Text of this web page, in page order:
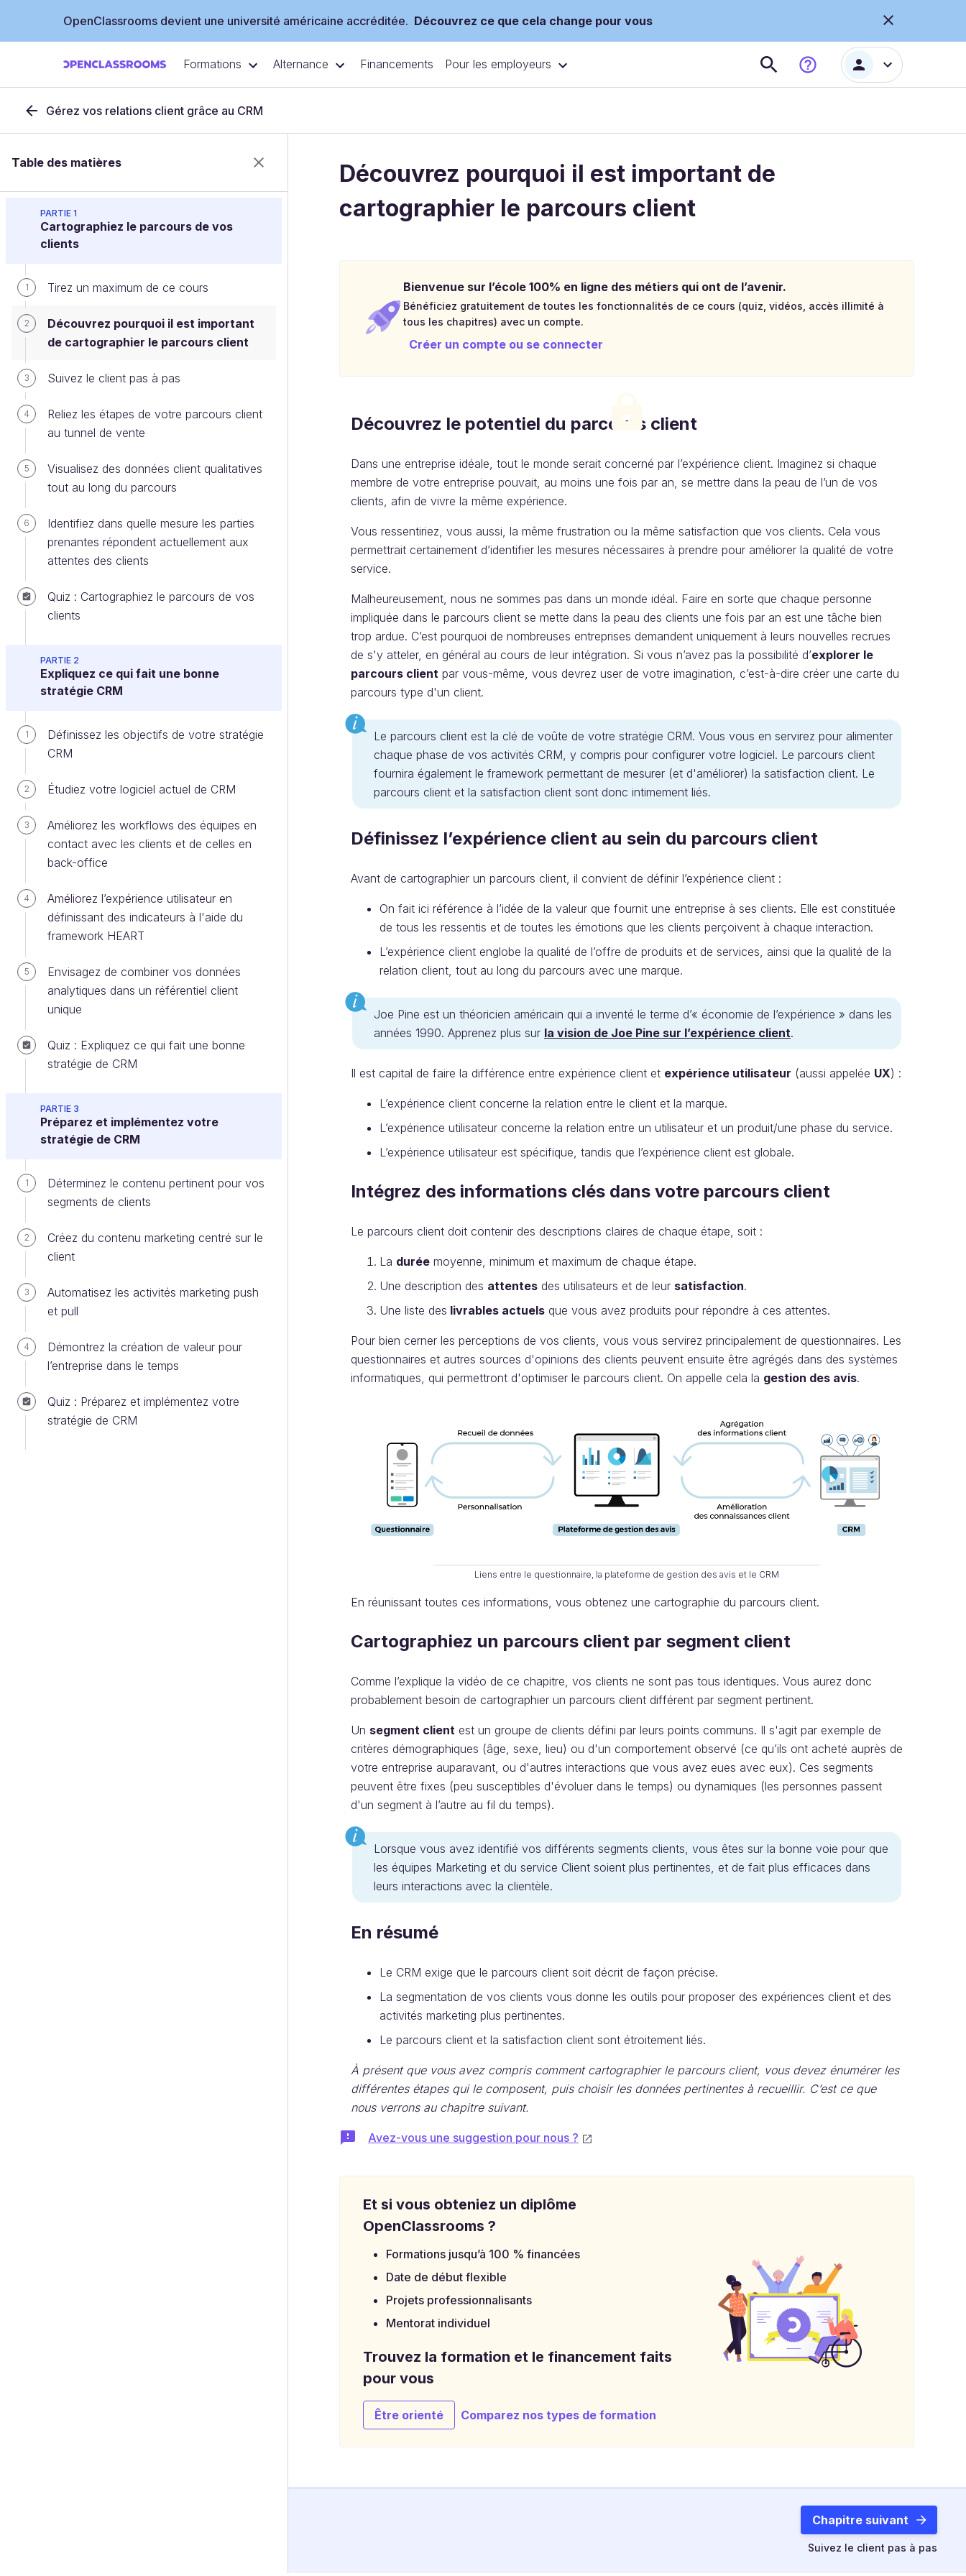
OpenClassrooms devient une université américaine accréditée. Découvrez ce que cela change pour vous
Formations Alternance Financements Pour les employeurs
Gérez vos relations client grâce au CRM
Table des matières
PARTIE 1
Cartographiez le parcours de vos
clients
1 Tirez un maximum de ce cours
2
Découvrez pourquoi il est important
de cartographier le parcours client
3 Suivez le client pas à pas
4
Reliez les étapes de votre parcours client
au tunnel de vente
5
Visualisez des données client qualitatives
tout au long du parcours
6
Identifiez dans quelle mesure les parties
prenantes répondent actuellement aux
attentes des clients
Quiz : Cartographiez le parcours de vos
clients
PARTIE 2
Expliquez ce qui fait une bonne
stratégie CRM
1
Définissez les objectifs de votre stratégie
CRM
2 Étudiez votre logiciel actuel de CRM
3
Améliorez les workflows des équipes en
contact avec les clients et de celles en
back-office
4
Améliorez l’expérience utilisateur en
définissant des indicateurs à l'aide du
framework HEART
5
Envisagez de combiner vos données
analytiques dans un référentiel client
unique
Quiz : Expliquez ce qui fait une bonne
stratégie de CRM
PARTIE 3
Préparez et implémentez votre
stratégie de CRM
1
Déterminez le contenu pertinent pour vos
segments de clients
2
Créez du contenu marketing centré sur le
client
3
Automatisez les activités marketing push
et pull
4
Démontrez la création de valeur pour
l’entreprise dans le temps
Quiz : Préparez et implémentez votre
stratégie de CRM
Découvrez pourquoi il est important de
cartographier le parcours client
Bienvenue sur l’école 100% en ligne des métiers qui ont de l’avenir.
Bénéficiez gratuitement de toutes les fonctionnalités de ce cours (quiz, vidéos, accès illimité à
tous les chapitres) avec un compte.
Créer un compte ou se connecter
Découvrez le potentiel du parcours client
Dans une entreprise idéale, tout le monde serait concerné par l’expérience client. Imaginez si chaque
membre de votre entreprise pouvait, au moins une fois par an, se mettre dans la peau de l’un de vos
clients, afin de vivre la même expérience.
Vous ressentiriez, vous aussi, la même frustration ou la même satisfaction que vos clients. Cela vous
permettrait certainement d’identifier les mesures nécessaires à prendre pour améliorer la qualité de votre
service.
Malheureusement, nous ne sommes pas dans un monde idéal. Faire en sorte que chaque personne
impliquée dans le parcours client se mette dans la peau des clients une fois par an est une tâche bien
trop ardue. C’est pourquoi de nombreuses entreprises demandent uniquement à leurs nouvelles recrues
de s'y atteler, en général au cours de leur intégration. Si vous n’avez pas la possibilité d’explorer le
parcours client par vous-même, vous devrez user de votre imagination, c’est-à-dire créer une carte du
parcours type d'un client.
Le parcours client est la clé de voûte de votre stratégie CRM. Vous vous en servirez pour alimenter
chaque phase de vos activités CRM, y compris pour configurer votre logiciel. Le parcours client
fournira également le framework permettant de mesurer (et d'améliorer) la satisfaction client. Le
parcours client et la satisfaction client sont donc intimement liés.
Définissez l’expérience client au sein du parcours client
Avant de cartographier un parcours client, il convient de définir l’expérience client :
On fait ici référence à l’idée de la valeur que fournit une entreprise à ses clients. Elle est constituée
de tous les ressentis et de toutes les émotions que les clients perçoivent à chaque interaction.
L’expérience client englobe la qualité de l’offre de produits et de services, ainsi que la qualité de la
relation client, tout au long du parcours avec une marque.
Joe Pine est un théoricien américain qui a inventé le terme d’« économie de l’expérience » dans les
années 1990. Apprenez plus sur la vision de Joe Pine sur l’expérience client.
Il est capital de faire la différence entre expérience client et expérience utilisateur (aussi appelée UX) :
L’expérience client concerne la relation entre le client et la marque.
L’expérience utilisateur concerne la relation entre un utilisateur et un produit/une phase du service.
L’expérience utilisateur est spécifique, tandis que l’expérience client est globale.
Intégrez des informations clés dans votre parcours client
Le parcours client doit contenir des descriptions claires de chaque étape, soit :
La durée moyenne, minimum et maximum de chaque étape.
Une description des attentes des utilisateurs et de leur satisfaction.
Une liste des livrables actuels que vous avez produits pour répondre à ces attentes.
Pour bien cerner les perceptions de vos clients, vous vous servirez principalement de questionnaires. Les
questionnaires et autres sources d'opinions des clients peuvent ensuite être agrégés dans des systèmes
informatiques, qui permettront d'optimiser le parcours client. On appelle cela la gestion des avis.
Liens entre le questionnaire, la plateforme de gestion des avis et le CRM
En réunissant toutes ces informations, vous obtenez une cartographie du parcours client.
Cartographiez un parcours client par segment client
Comme l’explique la vidéo de ce chapitre, vos clients ne sont pas tous identiques. Vous aurez donc
probablement besoin de cartographier un parcours client différent par segment pertinent.
Un segment client est un groupe de clients défini par leurs points communs. Il s'agit par exemple de
critères démographiques (âge, sexe, lieu) ou d'un comportement observé (ce qu’ils ont acheté auprès de
votre entreprise auparavant, ou d'autres interactions que vous avez eues avec eux). Ces segments
peuvent être fixes (peu susceptibles d'évoluer dans le temps) ou dynamiques (les personnes passent
d'un segment à l’autre au fil du temps).
Lorsque vous avez identifié vos différents segments clients, vous êtes sur la bonne voie pour que
les équipes Marketing et du service Client soient plus pertinentes, et de fait plus efficaces dans
leurs interactions avec la clientèle.
En résumé
Le CRM exige que le parcours client soit décrit de façon précise.
La segmentation de vos clients vous donne les outils pour proposer des expériences client et des
activités marketing plus pertinentes.
Le parcours client et la satisfaction client sont étroitement liés.
À présent que vous avez compris comment cartographier le parcours client, vous devez énumérer les
différentes étapes qui le composent, puis choisir les données pertinentes à recueillir. C’est ce que
nous verrons au chapitre suivant.
Avez-vous une suggestion pour nous ?
Et si vous obteniez un diplôme
OpenClassrooms ?
Formations jusqu’à 100 % financées
Date de début flexible
Projets professionnalisants
Mentorat individuel
Trouvez la formation et le financement faits
pour vous
Être orienté Comparez nos types de formation
Chapitre suivant
Suivez le client pas à pas